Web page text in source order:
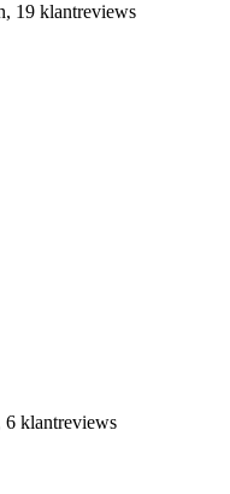
19 klantreviews
6 klantreviews